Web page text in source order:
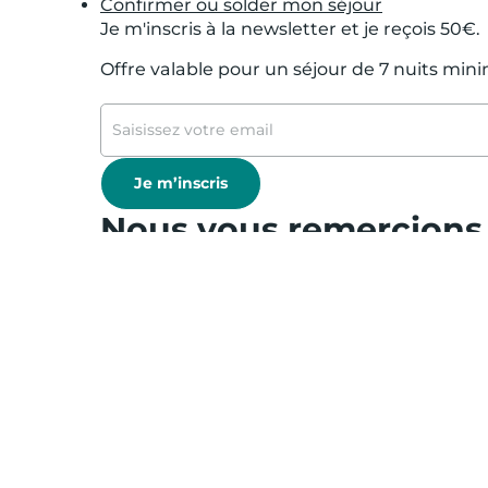
Confirmer ou solder mon séjour
Je m'inscris à la newsletter et je reçois 50€.
Offre valable pour un séjour de 7 nuits
Je m’inscris
Nous vous